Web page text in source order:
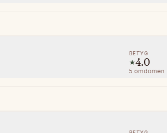
BETYG
★4.0
5 omdömen